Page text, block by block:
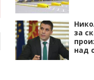
за
над